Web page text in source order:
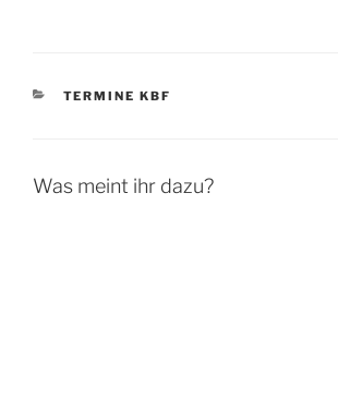
KATEGORIEN
TERMINE KBF
Was meint ihr dazu?